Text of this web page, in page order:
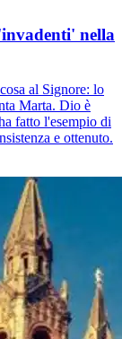
nella
al Signore: lo
Marta. Dio è
fatto l'esempio di
e ottenuto.